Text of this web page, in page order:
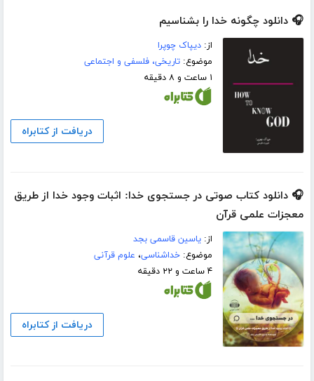
🎧 دانلود چگونه خدا را بشناسیم
از:دیپاک چوپرا
موضوع:تاریخی، فلسفی و اجتماعی
۱ ساعت و ۸ دقیقه
دریافت از کتابراه
🎧 دانلود کتاب صوتی در جستجوی خدا: اثبات وجود خدا از طریق
معجزات علمی قرآن
از:یاسین قاسمی بجد
موضوع:خداشناسی، علوم قرآنی
۴ ساعت و ۲۲ دقیقه
دریافت از کتابراه